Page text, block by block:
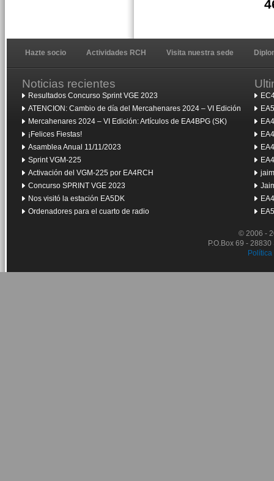
Hazte socio Actividades RCH Visita nuestra sede
Noticias recientes
Resultados Concurso Sprint VGE 2023
ATENCION: Cambio de día del Mercahenares 2024 – VI Edición
Mercahenares 2024 – VI Edición: Artículos de EA4BPG (SK)
¡Felices Fiestas!
Asamblea Anual 11/11/2023
Sprint VGM-225
Activación del VGM-225 por EA4RCH
Concurso SPRINT VGE 2023
Nos visitó la estación EA5DK
Ordenadores para el cuarto de radio
© 2006 -
P.O.Box 69 -